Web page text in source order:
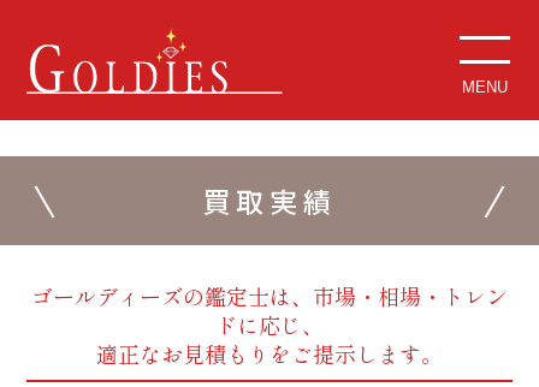
MENU
買取実績
ゴールディーズの鑑定士は、市場・相場・トレン
ドに応じ、
適正なお見積もりをご提示します。